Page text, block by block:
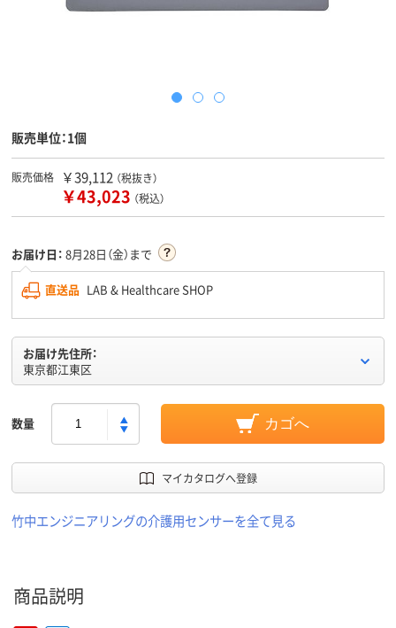
販売単位：1個
販売価格 ￥39,112 （税抜き）
￥43,023 （税込）
お届け日： 8月28日（金）まで
直送品 LAB & Healthcare SHOP
お届け先住所：
東京都江東区
数量 カゴへ
マイカタログへ登録
竹中エンジニアリングの介護用センサーを全て見る
商品説明